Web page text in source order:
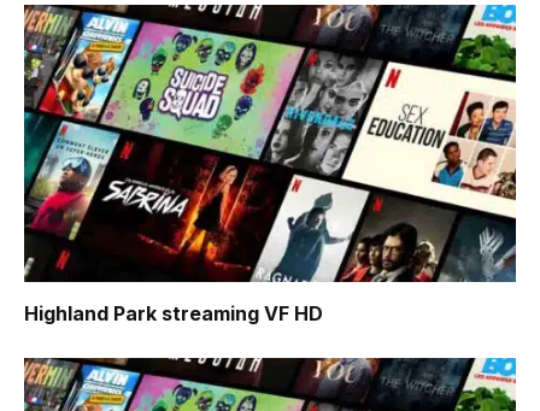
Highland Park streaming VF HD